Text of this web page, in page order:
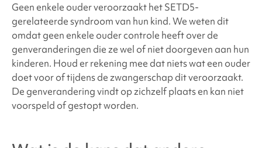
Geen enkele ouder veroorzaakt hetSETD5-
gerelateerde syndroomvan hun kind. We weten dit
omdat geen enkele ouder controle heeft over de
genveranderingen die ze wel of niet doorgeven aan hun
kinderen. Houd er rekening mee dat niets wat een ouder
doet voor of tijdens de zwangerschap dit veroorzaakt.
De genverandering vindt op zichzelf plaats en kan niet
voorspeld of gestopt worden.